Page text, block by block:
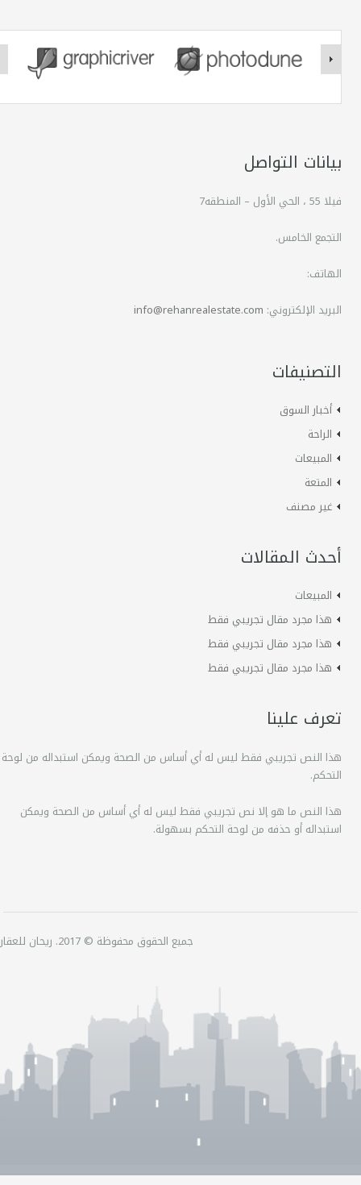
بيانات التواصل
فيلا 55 ، الحي الأول – المنطقه7
التجمع الخامس.
الهاتف:
البريد الإلكتروني:info@rehanrealestate.com
التصنيفات
أخبار السوق
الراحة
المبيعات
المتعة
غير مصنف
أحدث المقالات
المبيعات
هذا مجرد مقال تجريبي فقط
هذا مجرد مقال تجريبي فقط
هذا مجرد مقال تجريبي فقط
تعرف علينا
هذا النص تجريبي فقط ليس له أي أساس من الصحة ويمكن استبداله من لوحة
التحكم.
هذا النص ما هو إلا نص تجريبي فقط ليس له أي أساس من الصحة ويمكن
استبداله أو حذفه من لوحة التحكم بسهولة.
جميع الحقوق محفوظة © 2017. ريحان للعقارات.